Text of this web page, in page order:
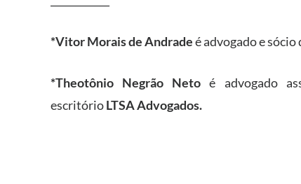
*Vitor Morais de Andradeé advogado e
*Theotônio Negrão Netoé advogado
escritórioLTSA Advogados.